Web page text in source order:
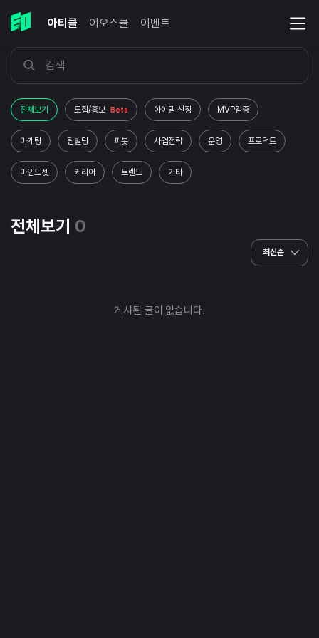
아티클 이오스쿨 이벤트
전체보기 모집/홍보 Beta 아이템 선정 MVP검증
마케팅 팀빌딩 피봇 사업전략 운영 프로덕트
마인드셋 커리어 트렌드 기타
전체보기 0
최신순
게시된 글이 없습니다.